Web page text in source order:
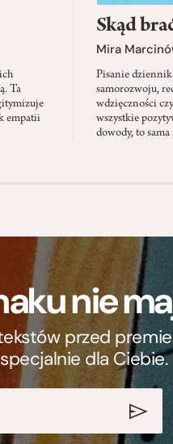
Ta
empatii
Skąd
Mira
Pisanie
samorozwoju,
wdzięczności
wszystkie
dowody, to
nie
przed
dla Ciebie.